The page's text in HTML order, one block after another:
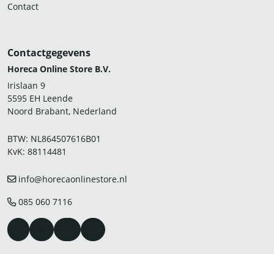
Contact
Contactgegevens
Horeca Online Store B.V.
Irislaan 9
5595 EH Leende
Noord Brabant, Nederland
BTW: NL864507616B01
KvK: 88114481
info@horecaonlinestore.nl
085 060 7116